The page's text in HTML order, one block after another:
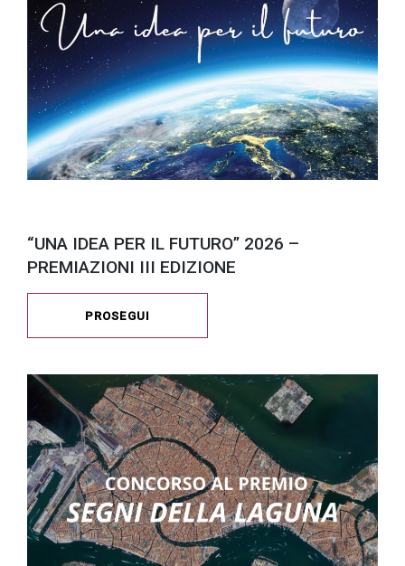
“UNA IDEA PER IL FUTURO” 2026 –
PREMIAZIONI III EDIZIONE
PROSEGUI